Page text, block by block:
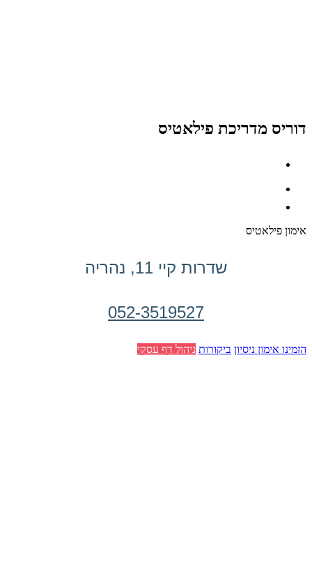
דוריס מדריכת פילאטיס
אימון פילאטיס
שדרות קיי 11, נהריה
052-3519527
הזמינו אימון ניסיון ביקורות ניהול דף עסקי